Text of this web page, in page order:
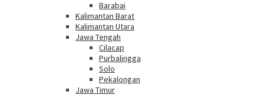
Barabai
Kalimantan Barat
Kalimantan Utara
Jawa Tengah
Cilacap
Purbalingga
Solo
Pekalongan
Jawa Timur